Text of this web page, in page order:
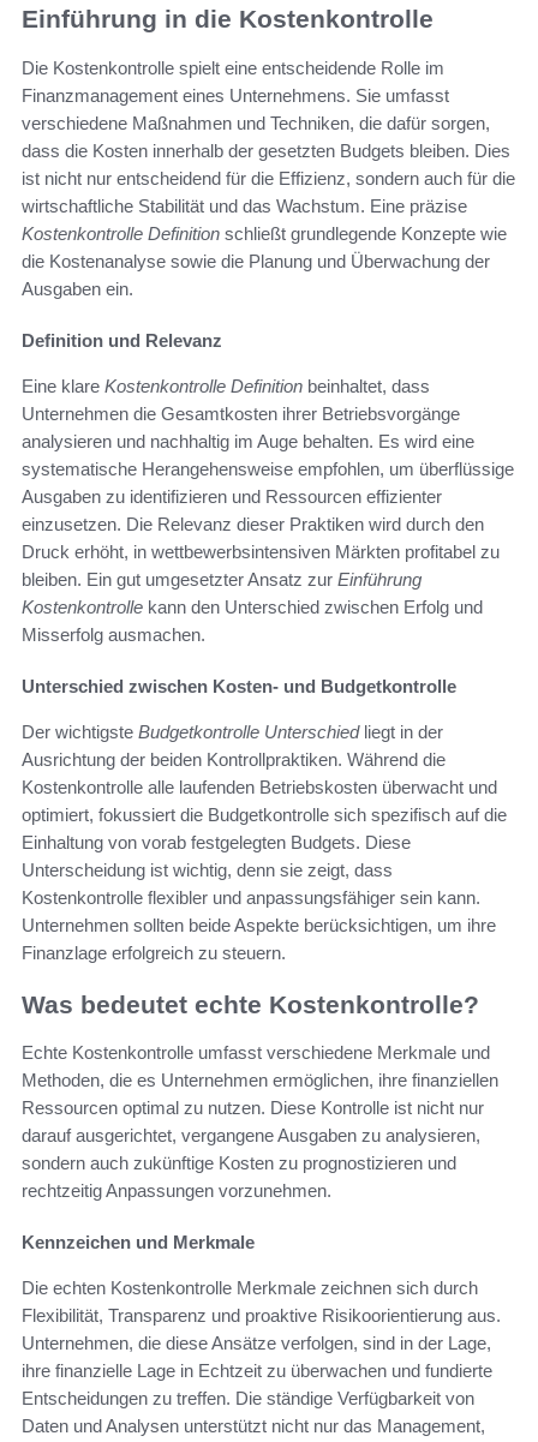
Einführung in die Kostenkontrolle
Die Kostenkontrolle spielt eine entscheidende Rolle im
Finanzmanagement eines Unternehmens. Sie umfasst
verschiedene Maßnahmen und Techniken, die dafür sorgen,
dass die Kosten innerhalb der gesetzten Budgets bleiben. Dies
ist nicht nur entscheidend für die Effizienz, sondern auch für die
wirtschaftliche Stabilität und das Wachstum. Eine präzise
Kostenkontrolle Definition schließt grundlegende Konzepte wie
die Kostenanalyse sowie die Planung und Überwachung der
Ausgaben ein.
Definition und Relevanz
Eine klare Kostenkontrolle Definition beinhaltet, dass
Unternehmen die Gesamtkosten ihrer Betriebsvorgänge
analysieren und nachhaltig im Auge behalten. Es wird eine
systematische Herangehensweise empfohlen, um überflüssige
Ausgaben zu identifizieren und Ressourcen effizienter
einzusetzen. Die Relevanz dieser Praktiken wird durch den
Druck erhöht, in wettbewerbsintensiven Märkten profitabel zu
bleiben. Ein gut umgesetzter Ansatz zur Einführung
Kostenkontrolle kann den Unterschied zwischen Erfolg und
Misserfolg ausmachen.
Unterschied zwischen Kosten- und Budgetkontrolle
Der wichtigste Budgetkontrolle Unterschiedliegt in der
Ausrichtung der beiden Kontrollpraktiken. Während die
Kostenkontrolle alle laufenden Betriebskosten überwacht und
optimiert, fokussiert die Budgetkontrolle sich spezifisch auf die
Einhaltung von vorab festgelegten Budgets. Diese
Unterscheidung ist wichtig, denn sie zeigt, dass
Kostenkontrolle flexibler und anpassungsfähiger sein kann.
Unternehmen sollten beide Aspekte berücksichtigen, um ihre
Finanzlage erfolgreich zu steuern.
Was bedeutet echte Kostenkontrolle?
Echte Kostenkontrolle umfasst verschiedene Merkmale und
Methoden, die es Unternehmen ermöglichen, ihre finanziellen
Ressourcen optimal zu nutzen. Diese Kontrolle ist nicht nur
darauf ausgerichtet, vergangene Ausgaben zu analysieren,
sondern auch zukünftige Kosten zu prognostizieren und
rechtzeitig Anpassungen vorzunehmen.
Kennzeichen und Merkmale
Die echten Kostenkontrolle Merkmale zeichnen sich durch
Flexibilität, Transparenz und proaktive Risikoorientierung aus.
Unternehmen, die diese Ansätze verfolgen, sind in der Lage,
ihre finanzielle Lage in Echtzeit zu überwachen und fundierte
Entscheidungen zu treffen. Die ständige Verfügbarkeit von
Daten und Analysen unterstützt nicht nur das Management,